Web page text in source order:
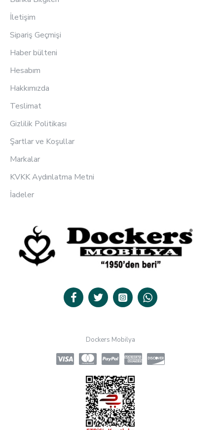
İletişim
Sipariş Geçmişi
Haber bülteni
Hesabım
Hakkımızda
Teslimat
Gizlilik Politikası
Şartlar ve Koşullar
Markalar
KVKK Aydınlatma Metni
İadeler
Dockers Mobilya